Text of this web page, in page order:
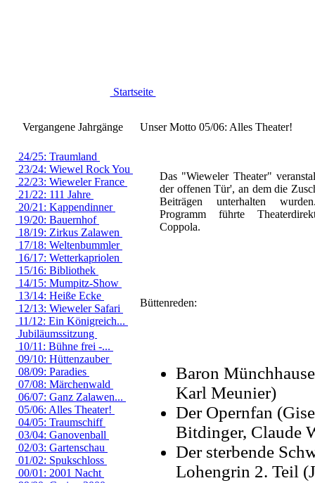
Startseite
Vergangene Jahrgänge
24/25: Traumland
23/24: Wiewel Rock You
22/23: Wieweler France
21/22: 111 Jahre
20/21: Kappendinner
19/20: Bauernhof
18/19: Zirkus Zalawen
17/18: Weltenbummler
16/17: Wetterkapriolen
15/16: Bibliothek
14/15: Mumpitz-Show
13/14: Heiße Ecke
12/13: Wieweler Safari
11/12: Ein Königreich...
Jubiläumssitzung
10/11: Bühne frei -...
09/10: Hüttenzauber
08/09: Paradies
07/08: Märchenwald
06/07: Ganz Zalawen...
05/06: Alles Theater!
04/05: Traumschiff
03/04: Ganovenball
02/03: Gartenschau
01/02: Spukschloss
00/01: 2001 Nacht
Unser Motto 05/06: Alles Theater!
Das "Wieweler Theater"
der offenen Tür', an dem die
Beiträgen unterhalten
Programm führte
Coppola.
Büttenreden:
Baron
Karl Meunier)
Der Opernfan
Bitdinger, Claude
Der sterbende
Lohengrin 2. Teil